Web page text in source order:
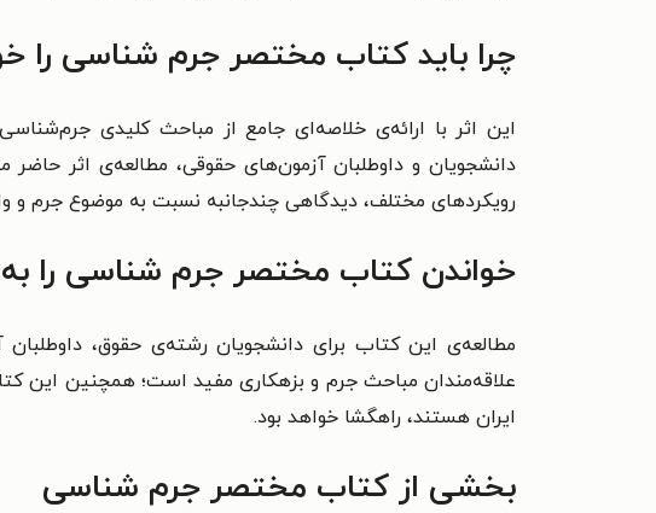
چرا باید کتاب مختصر جرم شناسی را
این اثر با ارائه‌ی خلاصه‌ای جامع از مباحث کلیدی
دانشجویان و داوطلبان آزمون‌های حقوقی، مطالعه‌ی اثر
رویکردهای مختلف، دیدگاهی چندجانبه نسبت به موضوع جرم و
خواندن کتاب مختصر جرم شناسی را
مطالعه‌ی این کتاب برای دانشجویان رشته‌ی حقوق،
علاقه‌مندان مباحث جرم و بزهکاری مفید است؛ همچنین این
ایران هستند، راهگشا خواهد بود.
بخشی از کتاب مختصر جرم شناسی